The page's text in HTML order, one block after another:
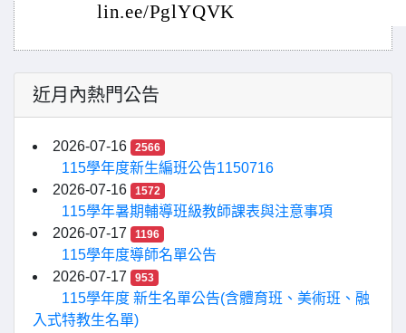
lin.ee/PglYQVK
近月內熱門公告
2026-07-16 2566
115學年度新生編班公告1150716
2026-07-16
1572
115學年暑期輔導班級教師課表與注意事項
2026-07-17
1196
115學年度導師名單公告
2026-07-17
953
115學年度 新生名單公告(含體育班、美術班、融
入式特教生名單)